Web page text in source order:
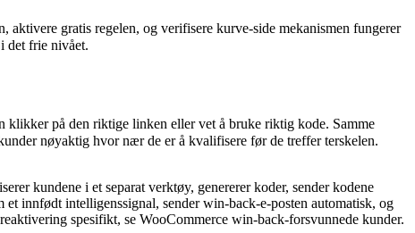
gratis regelen, og verifisere kurve-side mekanismen fungerer
det frie nivået.
på den riktige linken eller vet å bruke riktig kode. Samme
nøyaktig hvor nær de er å kvalifisere før de treffer terskelen.
kundene i et separat verktøy, genererer koder, sender kodene
innfødt intelligenssignal, sender win-back-e-posten automatisk, og
spesifikt, se WooCommerce win-back-forsvunnede kunder.